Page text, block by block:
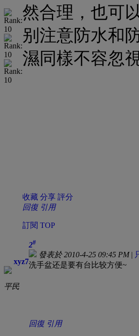
然合理，也可
别注意防水和
濕同樣不容忽
收藏 分享 評分
回復 引用
訂閱 TOP
xyz7
平民
2#
發表於 2010-4-25 09:45 PM|
洗手盆还是要有台比较方便~
回復 引用